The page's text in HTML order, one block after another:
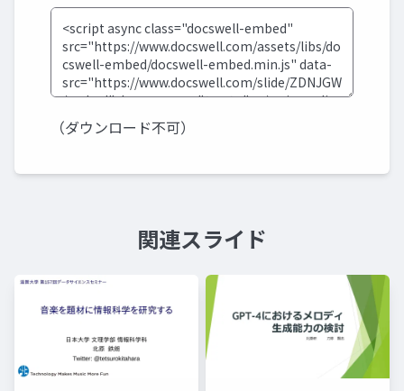
（ダウンロード不可）
関連スライド